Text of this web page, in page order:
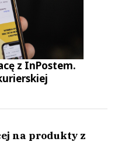
z InPostem.
na produkty z